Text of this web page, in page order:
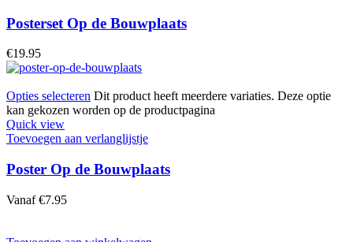
Posterset Op de Bouwplaats
€19.95
Opties selecteren Dit product heeft meerdere variaties. Deze optie
kan gekozen worden op de productpagina
Quick view
Toevoegen aan verlanglijstje
Poster Op de Bouwplaats
Vanaf €7.95